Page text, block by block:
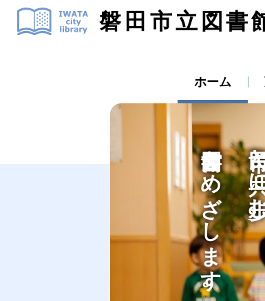
磐田市立図書
ホーム
市民
図書館をめざします。